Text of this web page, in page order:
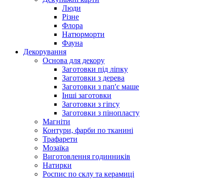
Люди
Різне
Флора
Натюрморти
Фауна
Декорування
Основа для декору
Заготовки під ліпку
Заготовки з дерева
Заготовки з пап'є маше
Інші заготовки
Заготовки з гіпсу
Заготовки з пінопласту
Магніти
Контури, фарби по тканині
Трафарети
Мозаїка
Виготовлення годинників
Натирки
Роспис по склу та керамиці